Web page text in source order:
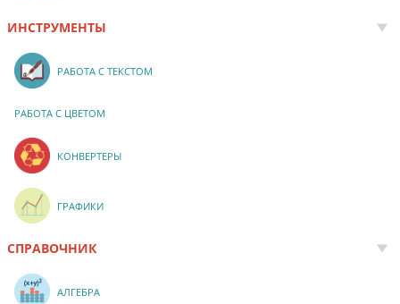
ИНСТРУМЕНТЫ
РАБОТА С ТЕКСТОМ
РАБОТА С ЦВЕТОМ
КОНВЕРТЕРЫ
ГРАФИКИ
СПРАВОЧНИК
АЛГЕБРА